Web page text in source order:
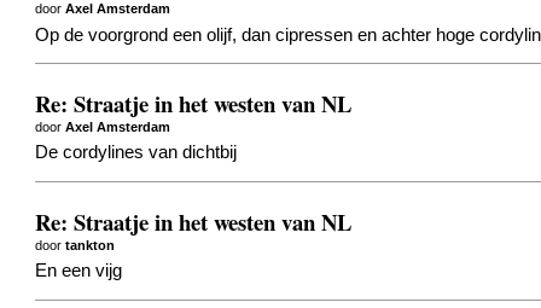
doorAxel Amsterdam
Op de voorgrond een olijf, dan cipressen en achter hoge
Re: Straatje in het westen van NL
doorAxel Amsterdam
De cordylines van dichtbij
Re: Straatje in het westen van NL
doortankton
En een vijg